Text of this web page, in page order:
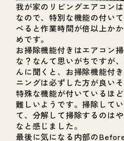
我が家のリビングエアコン
なので、特別な機能の付い
べると作業時間が倍以上か
めです。
お掃除機能付きはエアコン
な？なんて思いがちですが
んに聞くと、お掃除機能付
ニングは必ずした方が良いそ
特殊な機能が付いているほ
難しいようです。掃除して
て、分解して掃除するのは
なと感じました。
最後に気になる内部の